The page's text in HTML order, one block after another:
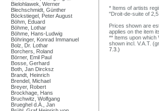
Bielohlawek, Werner
Blechschmidt, Günther
Böckstiegel, Peter August
Böhm, Eduard
Böhme, Lothar
Böhme, Hans-Ludwig
Böhringer, Konrad Immanuel
Bolz, Dr. Lothar
Borchers, Roland
Börner, Emil Paul
Bosse, Gerhard
Both, Jan Dircksz
Brandt, Heinrich
Brendel, Michael
Breyer, Robert
Brockhage, Hans
Bruchwitz, Wolfgang
Brueghel d.Ä., Jan
* Items of artists
"Droit-de-suite of 2,5
Prices shown are
applies on the item
** Items upon which
shown incl. V.A.T.
7.3.)